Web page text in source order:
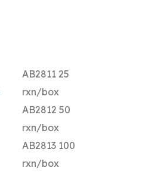
AB2811 25
rxn/box
AB2812 50
rxn/box
AB2813 100
rxn/box